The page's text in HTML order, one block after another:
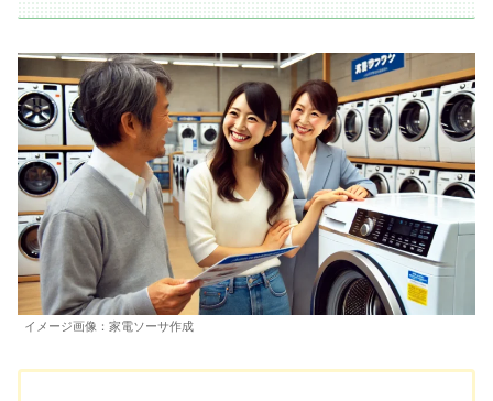
イメージ画像：家電ソーサ作成